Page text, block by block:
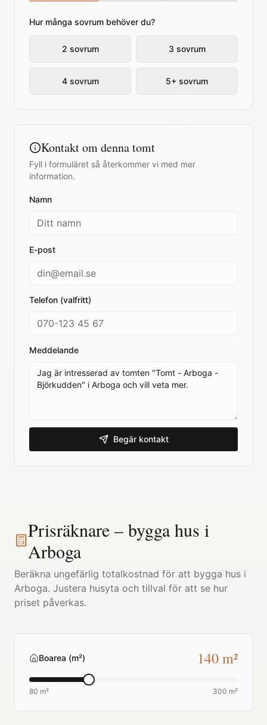
Hur många sovrum behöver du?
2 sovrum 3 sovrum
4 sovrum 5+ sovrum
Kontakt om denna tomt
Fyll i formuläret så återkommer vi med mer
information.
Namn
E-post
Telefon (valfritt)
Meddelande
Begär kontakt
Prisräknare – bygga hus i
Arboga
Beräkna ungefärlig totalkostnad för att bygga hus i
Arboga. Justera husyta och tillval för att se hur
priset påverkas.
Boarea (m²) 140m²
80 m² 300 m²